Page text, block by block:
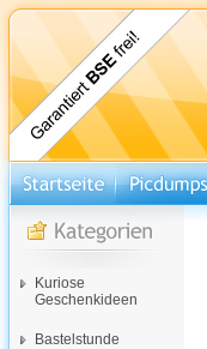
Kuriose
Geschenkideen
Bastelstunde